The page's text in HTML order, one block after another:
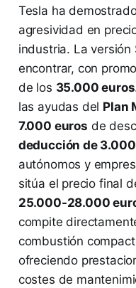
Tesla ha
agresividad en
industria. La versión
encontrar, con
de los 35.000 euros
las ayudas del Plan
7.000 euros de
deducción de 3.000
autónomos y
sitúa el precio final
25.000-28.000
compite
combustión
ofreciendo
costes de